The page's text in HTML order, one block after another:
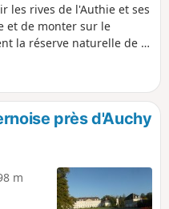
les rives de l'Authie et ses
et de monter sur le
la réserve naturelle de la
siècle.
près d'Auchy
m